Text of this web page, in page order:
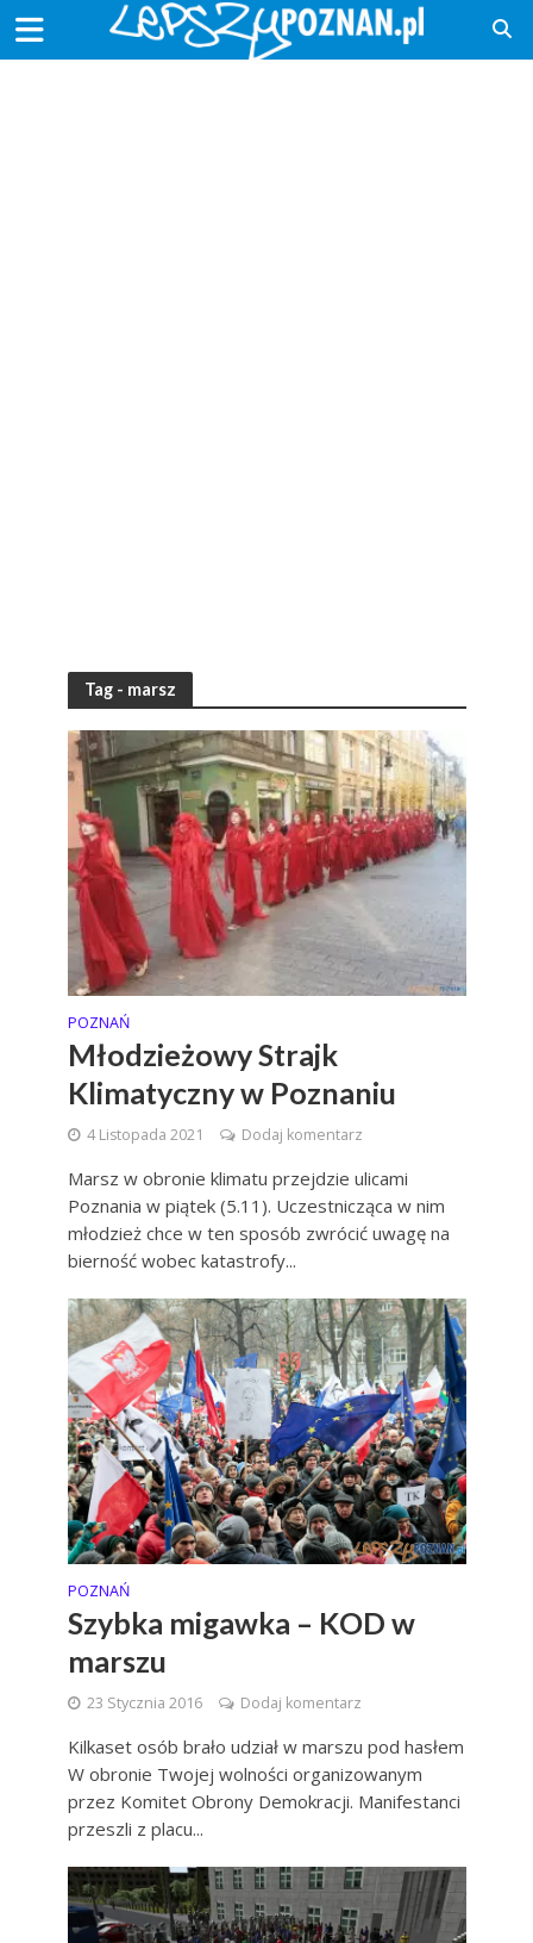
Tag - marsz
POZNAŃ
Młodzieżowy Strajk
Klimatyczny w Poznaniu
4 Listopada 2021 Dodaj komentarz
Marsz w obronie klimatu przejdzie ulicami
Poznania w piątek (5.11). Uczestnicząca w nim
młodzież chce w ten sposób zwrócić uwagę na
bierność wobec katastrofy...
POZNAŃ
Szybka migawka – KOD w
marszu
23 Stycznia 2016 Dodaj komentarz
Kilkaset osób brało udział w marszu pod hasłem
W obronie Twojej wolności organizowanym
przez Komitet Obrony Demokracji. Manifestanci
przeszli z placu...